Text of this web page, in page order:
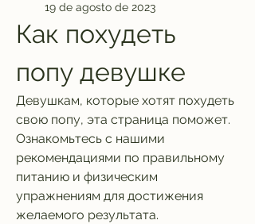
19 de agosto de 2023
Как похудеть
попу девушке
Девушкам, которые хотят похудеть
свою попу, эта страница поможет.
Ознакомьтесь с нашими
рекомендациями по правильному
питанию и физическим
упражнениям для достижения
желаемого результата.